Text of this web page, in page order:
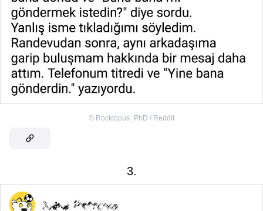
© Rocktopus_PhD / Reddit
3.